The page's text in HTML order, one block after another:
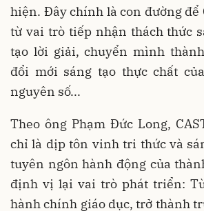
hiện. Đây chính là con đường để
từ vai trò tiếp nhận thách thức
tạo lời giải, chuyển mình
đổi mới sáng tạo thực chất
nguyên số...
Theo ông Phạm Đức Long,
chỉ là dịp tôn vinh tri thức và
tuyên ngôn hành động của
định vị lại vai trò phát triển:
hành chính giáo dục, trở thành